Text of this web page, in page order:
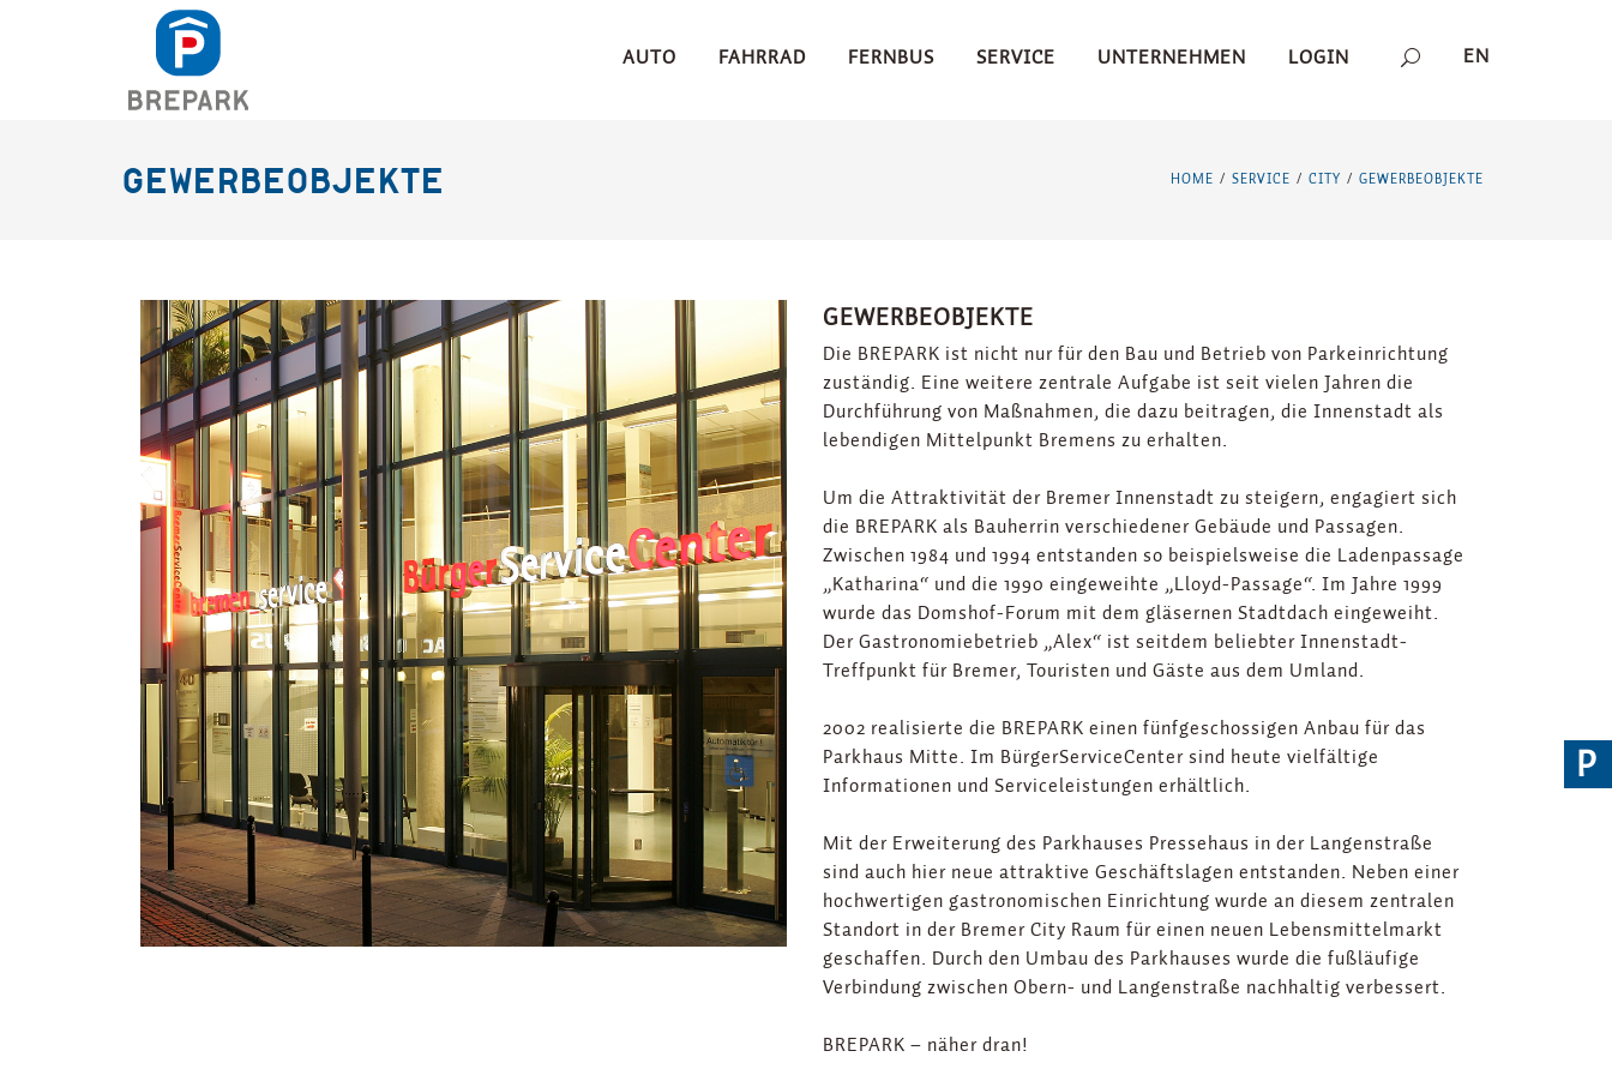
AUTO FAHRRAD FERNBUS SERVICE UNTERNEHMEN LOGIN EN
P
GEWERBEOBJEKTE HOME / SERVICE / CITY / GEWERBEOBJEKTE
GEWERBEOBJEKTE
Die BREPARK ist nicht nur für den Bau und Betrieb von Parkeinrichtung
zuständig. Eine weitere zentrale Aufgabe ist seit vielen Jahren die
Durchführung von Maßnahmen, die dazu beitragen, die Innenstadt als
lebendigen Mittelpunkt Bremens zu erhalten.
Um die Attraktivität der Bremer Innenstadt zu steigern, engagiert sich
die BREPARK als Bauherrin verschiedener Gebäude und Passagen.
Zwischen 1984 und 1994 entstanden so beispielsweise die Ladenpassage
„Katharina“ und die 1990 eingeweihte „Lloyd-Passage“. Im Jahre 1999
wurde das Domshof-Forum mit dem gläsernen Stadtdach eingeweiht.
Der Gastronomiebetrieb „Alex“ ist seitdem beliebter Innenstadt-
Treffpunkt für Bremer, Touristen und Gäste aus dem Umland.
2002 realisierte die BREPARK einen fünfgeschossigen Anbau für das
Parkhaus Mitte. Im BürgerServiceCenter sind heute vielfältige
Informationen und Serviceleistungen erhältlich.
Mit der Erweiterung des Parkhauses Pressehaus in der Langenstraße
sind auch hier neue attraktive Geschäftslagen entstanden. Neben einer
hochwertigen gastronomischen Einrichtung wurde an diesem zentralen
Standort in der Bremer City Raum für einen neuen Lebensmittelmarkt
geschaffen. Durch den Umbau des Parkhauses wurde die fußläufige
Verbindung zwischen Obern- und Langenstraße nachhaltig verbessert.
BREPARK – näher dran!